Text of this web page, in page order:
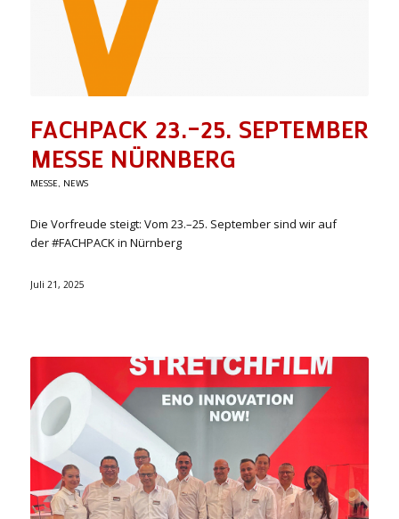
FACHPACK 23.–25. SEPTEMBER
MESSE NÜRNBERG
MESSE NEWS
Die Vorfreude steigt: Vom 23.–25. September sind wir auf
der #FACHPACK in Nürnberg
Juli 21, 2025